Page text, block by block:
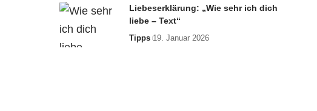
Liebeserklärung: „Wie sehr ich dich
liebe – Text“
Tipps 19. Januar 2026